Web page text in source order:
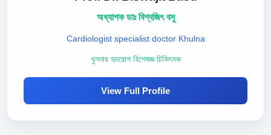
অধ্যাপক ডাঃ বিশ্বজিৎ বসু
Cardiologist specialist doctor Khulna
খুলনার হৃদরোগ বিশেষজ্ঞ চিকিৎসক
View Full Profile